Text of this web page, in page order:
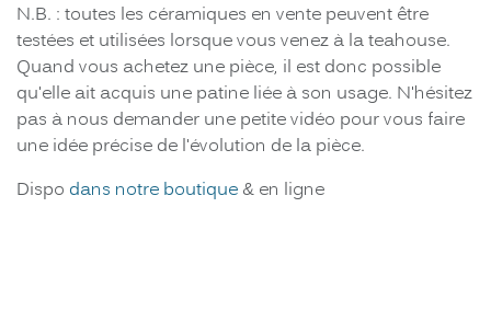
N.B. : toutes les céramiques en vente peuvent être
testées et utilisées lorsque vous venez à la teahouse.
Quand vous achetez une pièce, il est donc possible
qu'elle ait acquis une patine liée à son usage. N'hésitez
pas à nous demander une petite vidéo pour vous faire
une idée précise de l'évolution de la pièce.
Dispo dans notre boutique & en ligne